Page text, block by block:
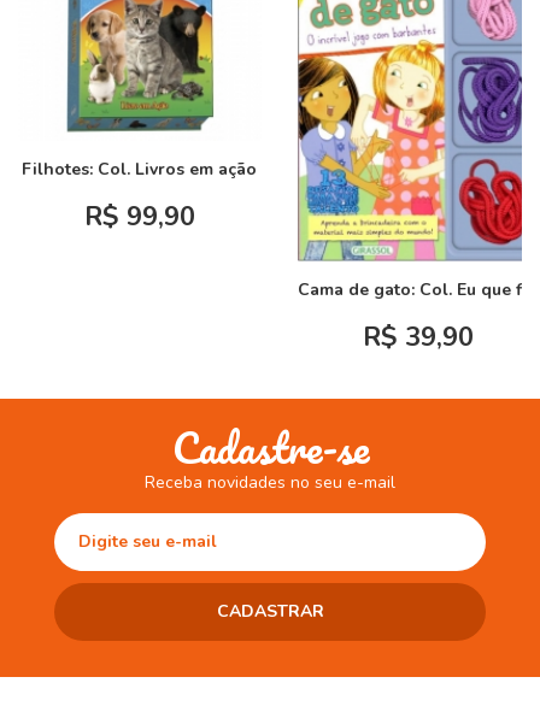
Filhotes: Col. Livros em ação
R$ 99,90
Cama de gato: Col. Eu que fiz!
R$ 39,90
Cadastre-se
Receba novidades no seu e-mail